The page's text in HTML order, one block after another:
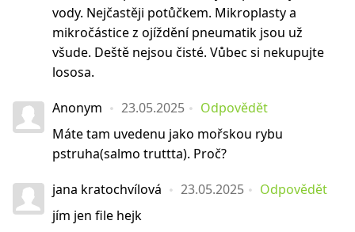
vody. Nejčastěji potůčkem. Mikroplasty a
mikročástice z ojíždění pneumatik jsou už
všude. Deště nejsou čisté. Vůbec si nekupujte
lososa.
Anonym 23.05.2025
Odpovědět
Máte tam uvedenu jako mořskou rybu
pstruha(salmo truttta). Proč?
jana kratochvílová 23.05.2025
Odpovědět
jím jen file hejk